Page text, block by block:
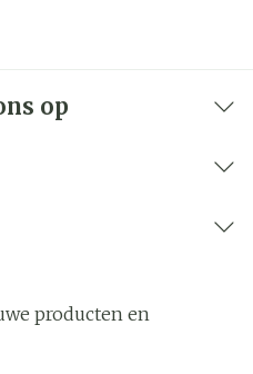
eigenmachtig
op
producten en